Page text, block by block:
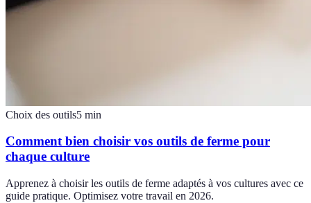
Choix des outils5 min
Comment bien choisir vos outils de ferme pour
chaque culture
Apprenez à choisir les outils de ferme adaptés à vos cultures avec ce
guide pratique. Optimisez votre travail en 2026.